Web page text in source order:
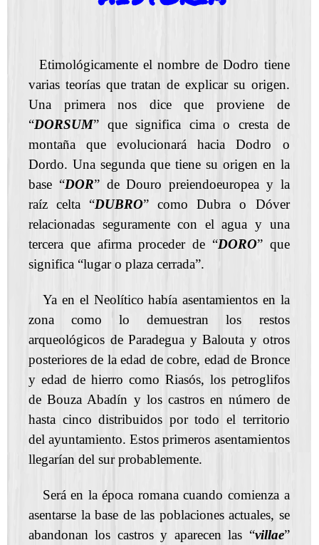
Etimológicamente el nombre de Dodro tiene
varias teorías que tratan de explicar su origen.
Una primera nos dice que proviene de
“DORSUM” que significa cima o cresta de
montaña que evolucionará hacia Dodro o
Dordo. Una segunda que tiene su origen en la
base “DOR” de Douro preiendoeuropea y la
raíz celta “DUBRO” como Dubra o Dóver
relacionadas seguramente con el agua y una
tercera que afirma proceder de “DORO” que
significa “lugar o plaza cerrada”.
Ya en el Neolítico había asentamientos en la
zona como lo demuestran los restos
arqueológicos de Paradegua y Balouta y otros
posteriores de la edad de cobre, edad de Bronce
y edad de hierro como Riasós, los petroglifos
de Bouza Abadín y los castros en número de
hasta cinco distribuidos por todo el territorio
del ayuntamiento. Estos primeros asentamientos
llegarían del sur probablemente.
Será en la época romana cuando comienza a
asentarse la base de las poblaciones actuales, se
abandonan los castros y aparecen las “villae”